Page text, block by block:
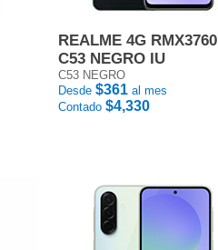
REALME 4G RMX3760
C53 NEGRO IU
C53 NEGRO
Desde $361 al mes
Contado $4,330